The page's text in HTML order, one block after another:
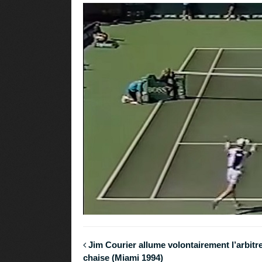
Jim Courier allume volontairement
chaise (Miami 1994)